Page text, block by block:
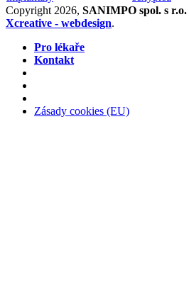
Copyright 2026, SANIMPO spol. s r.o.
Xcreative - webdesign.
Pro lékaře
Kontakt
Zásady cookies (EU)